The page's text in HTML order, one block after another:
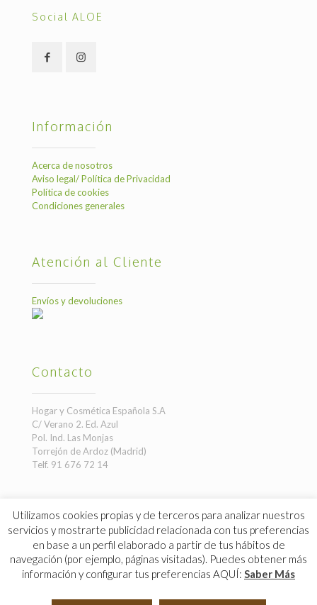
Social ALOE
Información
Acerca de nosotros
Aviso legal/ Política de Privacidad
Política de cookies
Condiciones generales
Atención al Cliente
Envíos y devoluciones
Contacto
Hogar y Cosmética Española S.A
C/ Verano 2. Ed. Azul
Pol. Ind. Las Monjas
Torrejón de Ardoz (Madrid)
Telf. 91 676 72 14
© 2019 Hogar y Cosmética Española S.A CIF: A78784261.
Inscrita en el Reg. Mercantil de Madrid: Tomo 8642 General
7510 Seccion 3ª Folio 57 Hoja M-81457 Inscripción 2ª
Utilizamos cookies propias y de terceros para analizar nuestros
servicios y mostrarte publicidad relacionada con tus preferencias
en base a un perfil elaborado a partir de tus hábitos de
navegación (por ejemplo, páginas visitadas). Puedes obtener más
información y configurar tus preferencias AQUÍ: Saber Más